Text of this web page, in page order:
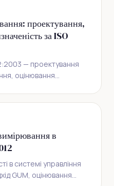
проектування,
за ISO
— проектування
оцінювання
в
в системі управління
GUM, оцінювання